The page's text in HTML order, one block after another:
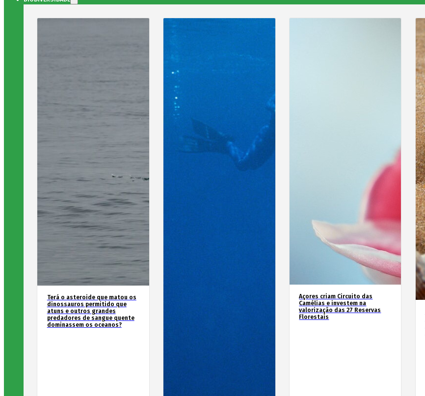
Terá o asteroide que matou os
dinossauros permitido que
atuns e outros grandes
predadores de sangue quente
dominassem os oceanos?
Açores criam Circuito das
Camélias e investem na
valorização das 27 Reservas
Florestais